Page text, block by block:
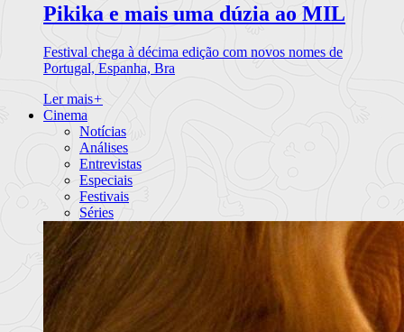
Pikika e mais uma dúzia ao MIL
Festival chega à décima edição com novos nomes de
Portugal, Espanha, Bra
Ler mais+
Cinema
Notícias
Análises
Entrevistas
Especiais
Festivais
Séries